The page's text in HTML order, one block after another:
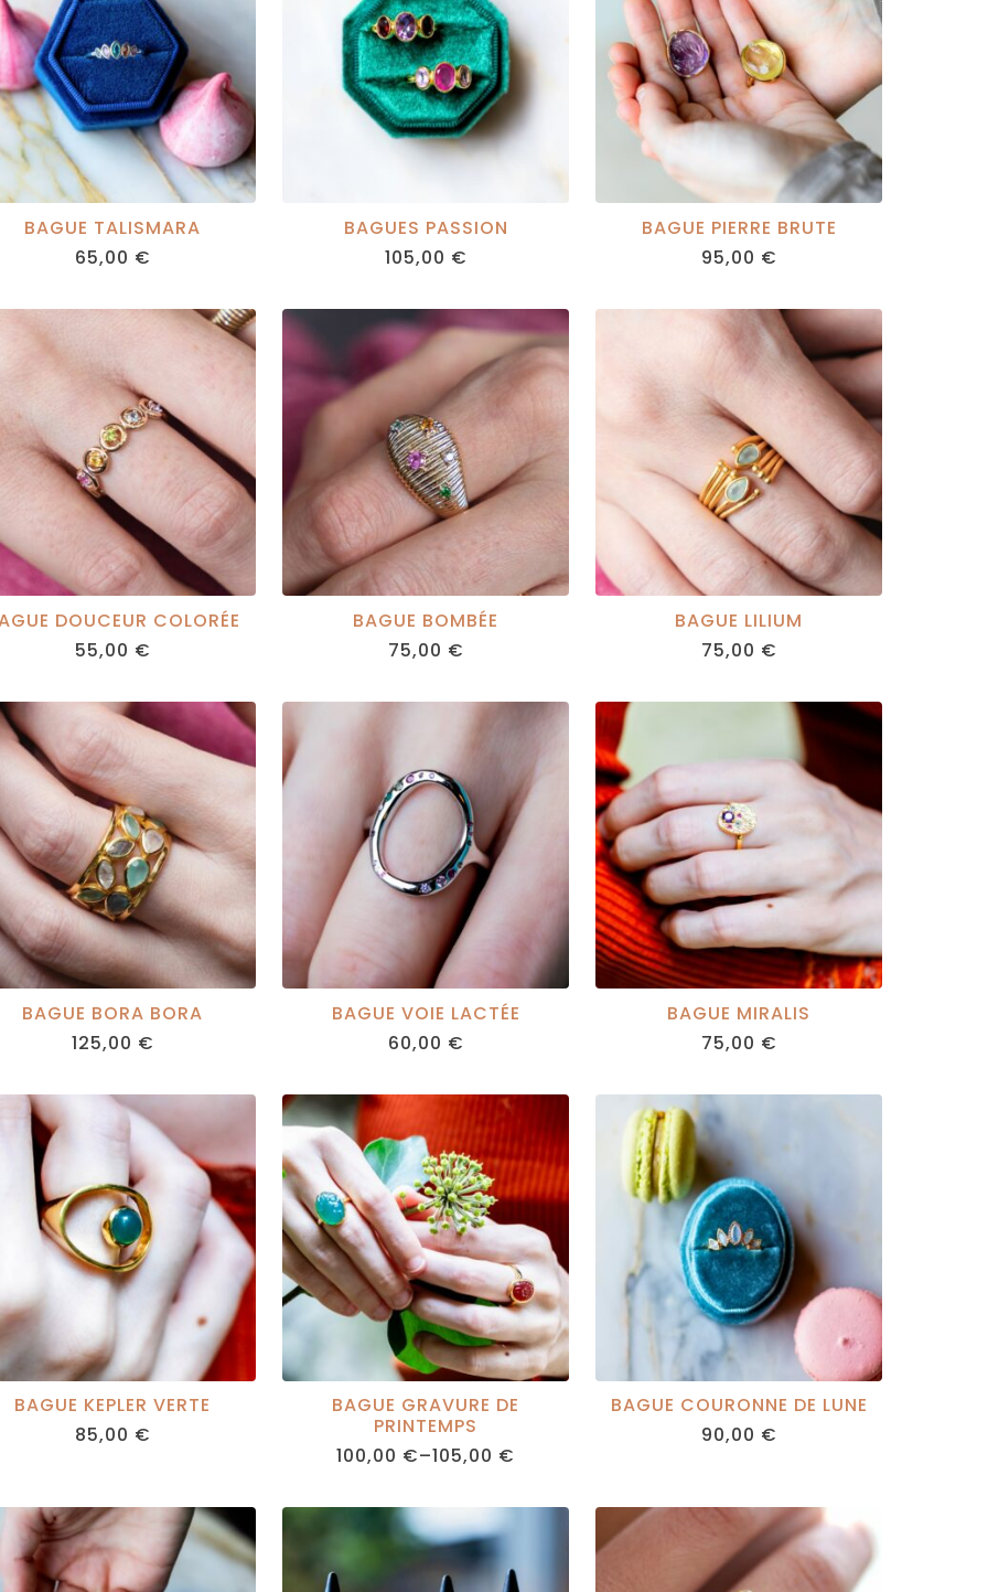
BAGUE TALISMARA
65,00 €
BAGUES PASSION
105,00 €
BAGUE PIERRE BRUTE
95,00 €
DOUCEUR COLORÉE
55,00 €
BAGUE BOMBÉE
75,00 €
BAGUE LILIUM
75,00 €
BAGUE BORA BORA
125,00 €
BAGUE VOIE LACTÉE
60,00 €
BAGUE MIRALIS
75,00 €
BAGUE KEPLER VERTE
85,00 €
BAGUE GRAVURE DE
PRINTEMPS
100,00 €–105,00 €
PRICE
100,00 €
THROUGH
105,00 €
BAGUE COURONNE DE LUNE
90,00 €